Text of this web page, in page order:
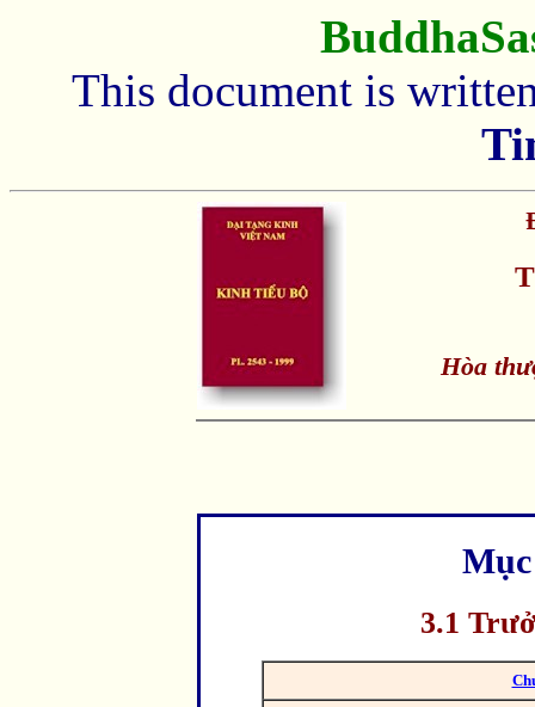
This document is
Hòa
3.1